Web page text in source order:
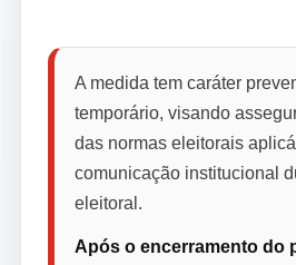
A medida tem caráter
temporário, visando
das normas eleitorais
comunicação institucional
eleitoral.
Após o encerramento do